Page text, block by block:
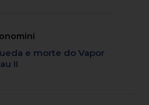
e morte do Vapor
II